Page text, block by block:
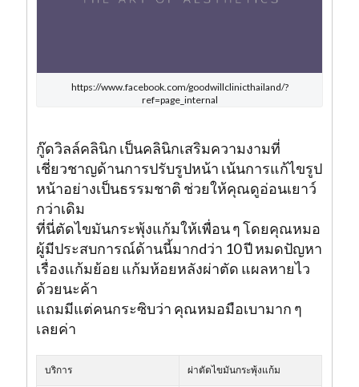
https://www.facebook.com/goodwillclinicthailand/?
ref=page_internal
กู๊ดวิลล์คลินิก เป็นคลินิกเสริมความงามที่
เชี่ยวชาญด้านการปรับรูปหน้า เน้นการแก้ไขรูป
หน้าอย่างเป็นธรรมชาติ ช่วยให้คุณดูอ่อนเยาว์
กว่าเดิม
ที่นี่ตัดไขมันกระพุ้งแก้มให้เพื่อน ๆ โดยคุณหมอ
ผู้มีประสบการณ์ด้านนี้มากdว่า 10 ปี หมดปัญหา
เรื่องแก้มย้อย แก้มห้อยหลังผ่าตัด แผลหายไว
ด้วยนะค้า
แถมมีแต่คนกระซิบว่า คุณหมอมือเบามาก ๆ
เลยค่า
บริการ ผ่าตัดไขมันกระพุ้งแก้ม